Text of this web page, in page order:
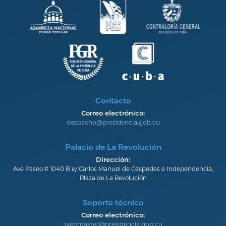
Contacto
Correo electrónico:
despacho@presidencia.gob.cu
Palacio de La Revolución
Dirección:
Ave Paseo # 1040 B e/ Carlos Manuel de Céspedes e Independencia,
Plaza de La Revolución
Soporte técnico
Correo electrónico:
webmaster@presidencia.gob.cu